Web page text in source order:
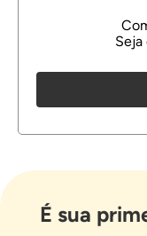
É sua